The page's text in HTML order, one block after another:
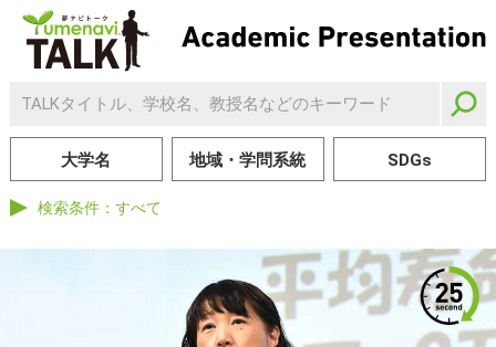
大学名 地域・学問系統 SDGs
検索条件： すべて